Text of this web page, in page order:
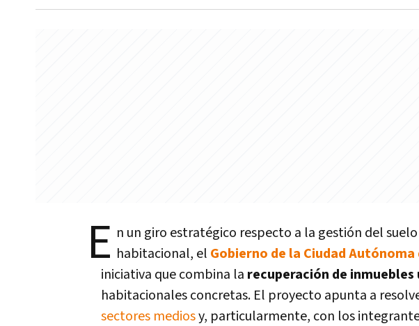
E n un giro estratégico respecto a la gestión del
habitacional, el Gobierno de la Ciudad Autónoma
iniciativa que combina la recuperación de inmuebles
habitacionales concretas. El proyecto apunta a
sectores mediosy, particularmente, con los